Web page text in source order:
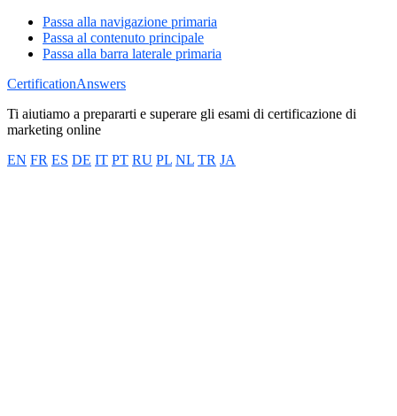
Passa alla navigazione primaria
Passa al contenuto principale
Passa alla barra laterale primaria
CertificationAnswers
Ti aiutiamo a prepararti e superare gli esami di certificazione di
marketing online
EN FR ES DE IT PT RU PL NL TR JA